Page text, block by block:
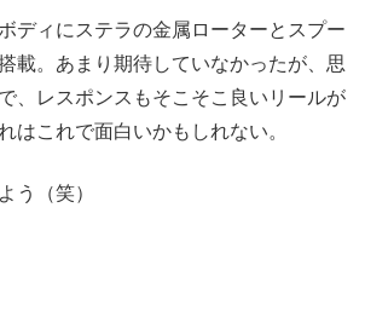
ディにステラの金属ローターとスプー
載。あまり期待していなかったが、思
、レスポンスもそこそこ良いリールが
はこれで面白いかもしれない。
う（笑）